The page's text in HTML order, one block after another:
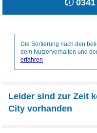
0341
Die Sortierung nach den
dem Nutzerverhalten und
erfahren
Leider sind zur Zeit
City vorhanden